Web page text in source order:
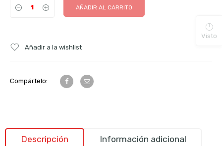
AÑADIR AL CARRITO
Añadir a la wishlist
Compártelo:
Descripción Información adicional
Visto